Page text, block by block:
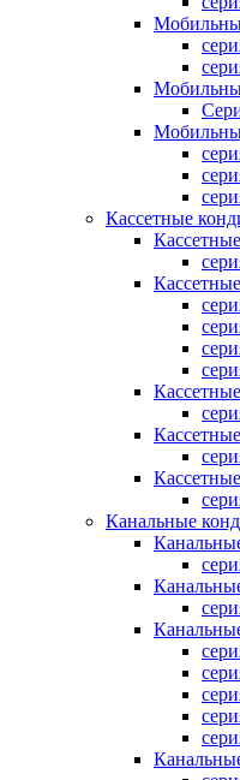
Кассетные
Канальные